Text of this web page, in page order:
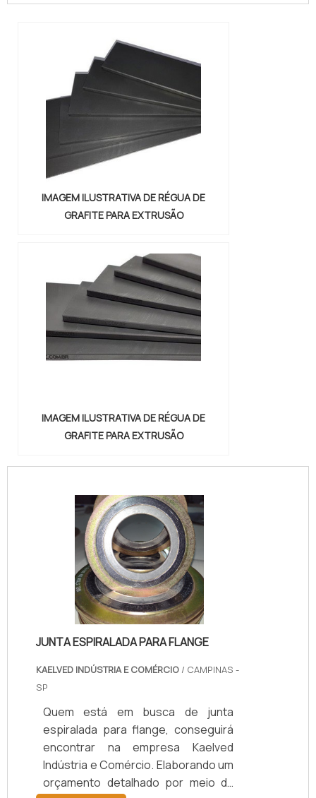
mercado.MAIS INFORMAÇÕES
HIDRÁULICO PARA ALTA
TEMPERATURASe alguém pesquisar
papelão hidráulico para alta
temperatura encontra na internet a
kaelved. Uma empresa com alto
know-how em laudos ...
IMAGEM ILUSTRATIVA DE RÉGUA DE
GRAFITE PARA EXTRUSÃO
IMAGEM ILUSTRATIVA DE RÉGUA DE
GRAFITE PARA EXTRUSÃO
JUNTA ESPIRALADA PARA FLANGE
KAELVED INDÚSTRIA E COMÉRCIO / CAMPINAS -
SP
Quem está em busca de junta
espiralada para flange, conseguirá
encontrar na empresa Kaelved
Indústria e Comércio. Elaborando um
orçamento detalhado por meio da